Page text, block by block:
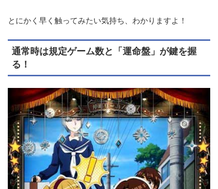
とにかく早く触ってみたい気持ち、わかりますよ！
通常時は規定ゲーム数と「運命盤」が鍵を握
る！